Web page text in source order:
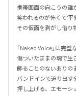
携帯画面の向こうの誰
笑われるのが怖くて"平
その仮面を剥がし借り
「Naked Voice」は完
傷ついたままの魂で生
飾ることのないありの
バンドインで迫り出す
押し上げる、エモーシ